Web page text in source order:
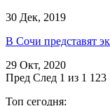
30 Дек, 2019
В Сочи представят
29 Окт, 2020
Пред След 1 из 1 123
Топ сегодня: